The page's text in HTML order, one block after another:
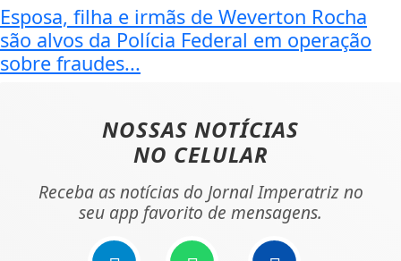
Esposa, filha e irmãs de Weverton Rocha
são alvos da Polícia Federal em operação
sobre fraudes...
NOSSAS NOTÍCIAS
NO CELULAR
Receba as notícias do Jornal Imperatriz no
seu app favorito de mensagens.